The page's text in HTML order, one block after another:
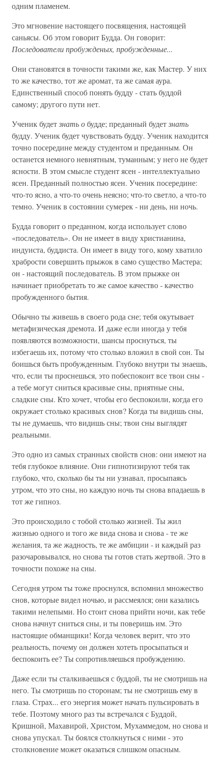
одним пламенем.
Это мгновение настоящего посвящения, настоящей
саньясы. Об этом говорит Будда. Он говорит:
Последователи пробужденых, пробужденные...
Они становятся в точности такими же, как Мастер. У них
то же качество, тот же аромат, та же самая аура.
Единственный способ понять будду - стать буддой
самому; другого пути нет.
Ученик будетзнать обудде; преданный будетзнать
будду. Ученик будет чувствовать будду. Ученик находится
точно посередине между студентом и преданным. Он
останется немного невнятным, туманным; у него не будет
ясности. В этом смысле студент ясен - интеллектуально
ясен. Преданный полностью ясен. Ученик посередине:
что-то ясно, а что-то очень неясно; что-то светло, а что-то
темно. Ученик в состоянии сумерек - ни день, ни ночь.
Будда говорит о преданном, когда использует слово
«последователь». Он не имеет в виду христианина,
индуиста, буддиста. Он имеет в виду того, кому хватило
храбрости совершить прыжок в само существо Мастера;
он - настоящий последователь. В этом прыжке он
начинает приобретать то же самое качество - качество
пробужденного бытия.
Обычно ты живешь в своего рода сне; тебя окутывает
метафизическая дремота. И даже если иногда у тебя
появляются возможности, шансы проснуться, ты
избегаешь их, потому что столько вложил в свой сон. Ты
боишься быть пробужденным. Глубоко внутри ты знаешь,
что, если ты проснешься, это побеспокоит все твои сны -
а тебе могут сниться красивые сны, приятные сны,
сладкие сны. Кто хочет, чтобы его беспокоили, когда его
окружает столько красивых снов? Когда ты видишь сны,
ты не думаешь, что видишь сны; твои сны выглядят
реальными.
Это одно из самых странных свойств снов: они имеют на
тебя глубокое влияние. Они гипнотизируют тебя так
глубоко, что, сколько бы ты ни узнавал, просыпаясь
утром, что это сны, но каждую ночь ты снова впадаешь в
тот же гипноз.
Это происходило с тобой столько жизней. Ты жил
жизнью одного и того же вида снова и снова - те же
желания, та же жадность, те же амбиции - и каждый раз
разочаровывался, но снова ты готов стать жертвой. Это в
точности похоже на сны.
Сегодня утром ты тоже проснулся, вспомнил множество
снов, которые видел ночью, и рассмеялся; они казались
такими нелепыми. Но стоит снова прийти ночи, как тебе
снова начнут сниться сны, и ты поверишь им. Это
настоящие обманщики! Когда человек верит, что это
реальность, почему он должен хотеть просыпаться и
беспокоить ее? Ты сопротивляешься пробуждению.
Даже если ты сталкиваешься с буддой, ты не смотришь на
него. Ты смотришь по сторонам; ты не смотришь ему в
глаза. Страх... его энергия может начать пульсировать в
тебе. Поэтому много раз ты встречался с Буддой,
Кришной, Махавирой, Христом, Мухаммедом, но снова и
снова упускал. Ты боялся столкнуться с ними - это
столкновение может оказаться слишком опасным.